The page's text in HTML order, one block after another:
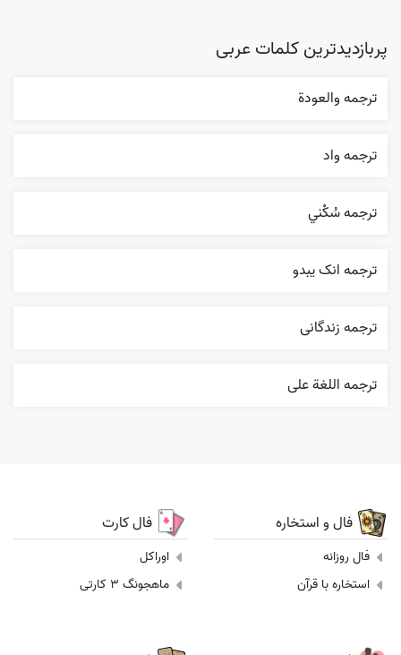
پربازدیدترین کلمات عربی
ترجمه والعودة
ترجمه واد
ترجمه سُکْني
ترجمه انک يبدو
ترجمه زندگانی
ترجمه اللغة علی
فال و استخاره
فال روزانه
استخاره با قرآن
فال کارت
اوراکل
ماهجونگ 3 کارتی